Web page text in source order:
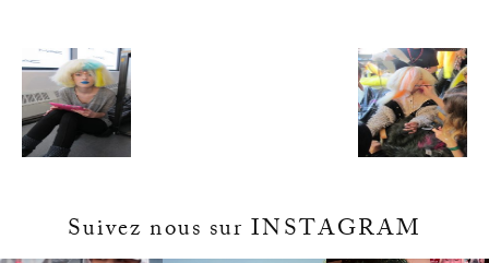
Suivez nous sur INSTAGRAM